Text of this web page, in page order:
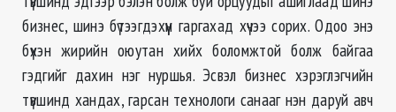
бизнес, шинэ бүтээгдэхүүн гаргахад хүчээ сорих. Одоо энэ
бүхэн жирийн оюутан хийх боломжтой болж байгаа
гэдгийг дахин нэг нуршья. Эсвэл бизнес хэрэглэгчийн
түвшинд хандах, гарсан технологи санааг нэн даруй авч